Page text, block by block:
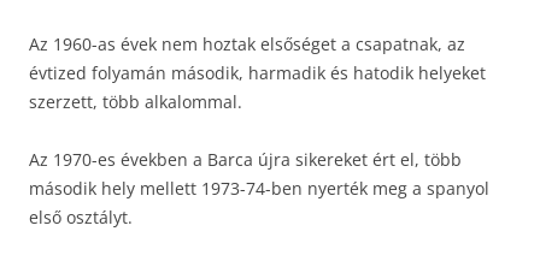
Az 1960-as évek nem hoztak elsőséget a csapatnak, az
évtized folyamán második, harmadik és hatodik helyeket
szerzett, több alkalommal.
Az 1970-es években a Barca újra sikereket ért el, több
második hely mellett 1973-74-ben nyerték meg a spanyol
első osztályt.